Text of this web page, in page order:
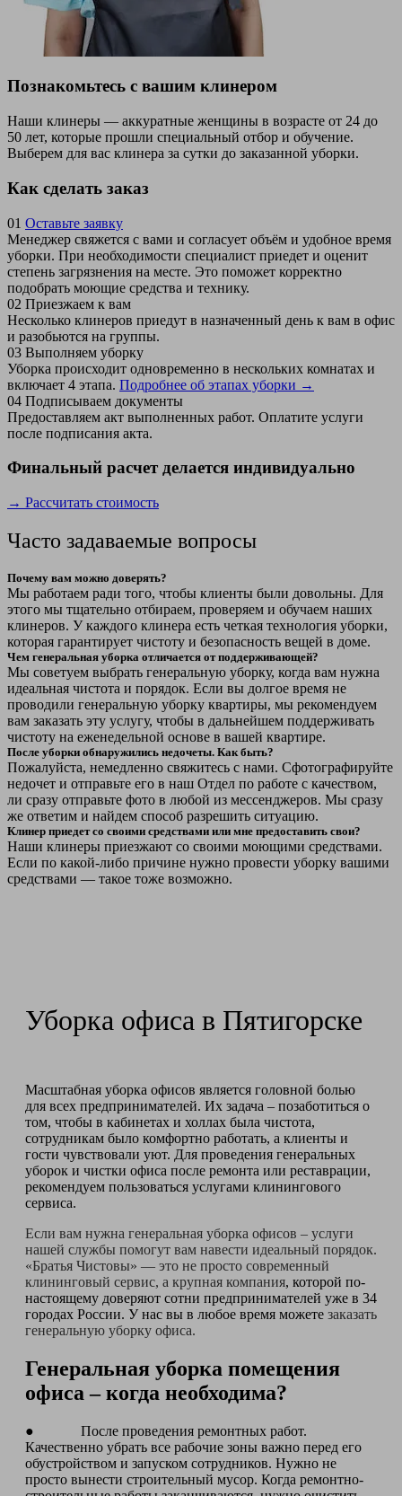
Познакомьтесь с вашим клинером
Наши клинеры — аккуратные женщины в возрасте от 24 до
50 лет, которые прошли специальный отбор и обучение.
Выберем для вас клинера за сутки до заказанной уборки.
Как сделать заказ
01 Оставьте заявку
Менеджер свяжется с вами и согласует объём и удобное время
уборки. При необходимости специалист приедет и оценит
степень загрязнения на месте. Это поможет корректно
подобрать моющие средства и технику.
02 Приезжаем к вам
Несколько клинеров приедут в назначенный день к вам в офис
и разобьются на группы.
03 Выполняем уборку
Уборка происходит одновременно в нескольких комнатах и
включает 4 этапа. Подробнее об этапах уборки →
04 Подписываем документы
Предоставляем акт выполненных работ. Оплатите услуги
после подписания акта.
Финальный расчет делается индивидуально
→ Рассчитать стоимость
Часто задаваемые вопросы
Почему вам можно доверять?
Мы работаем ради того, чтобы клиенты были довольны. Для
этого мы тщательно отбираем, проверяем и обучаем наших
клинеров. У каждого клинера есть четкая технология уборки,
которая гарантирует чистоту и безопасность вещей в доме.
Чем генеральная уборка отличается от поддерживающей?
Мы советуем выбрать генеральную уборку, когда вам нужна
идеальная чистота и порядок. Если вы долгое время не
проводили генеральную уборку квартиры, мы рекомендуем
вам заказать эту услугу, чтобы в дальнейшем поддерживать
чистоту на еженедельной основе в вашей квартире.
После уборки обнаружились недочеты. Как быть?
Пожалуйста, немедленно свяжитесь с нами. Сфотографируйте
недочет и отправьте его в наш Отдел по работе с качеством,
ли сразу отправьте фото в любой из мессенджеров. Мы сразу
же ответим и найдем способ разрешить ситуацию.
Клинер приедет со своими средствами или мне предоставить свои?
Наши клинеры приезжают со своими моющими средствами.
Если по какой-либо причине нужно провести уборку вашими
средствами — такое тоже возможно.
Уборка офиса в Пятигорске
Масштабная уборка офисов является головной болью
для всех предпринимателей. Их задача – позаботиться о
том, чтобы в кабинетах и холлах была чистота,
сотрудникам было комфортно работать, а клиенты и
гости чувствовали уют. Для проведения генеральных
уборок и чистки офиса после ремонта или реставрации,
рекомендуем пользоваться услугами клинингового
сервиса.
Если вам нужна генеральная уборка офисов – услуги
нашей службы помогут вам навести идеальный порядок.
«Братья Чистовы» — это не просто современный
клининговый сервис, а крупная компания, которой по-
настоящему доверяют сотни предпринимателей уже в 34
городах России. У нас вы в любое время можете заказать
генеральную уборку офиса.
Генеральная уборка помещения
офиса – когда необходима?
● После проведения ремонтных работ.
Качественно убрать все рабочие зоны важно перед его
обустройством и запуском сотрудников. Нужно не
просто вынести строительный мусор. Когда ремонтно-